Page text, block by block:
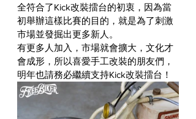
全符合了Kick改裝擂台的初衷，因為當
初舉辦這樣比賽的目的，就是為了刺激
市場並發掘出更多新人。
有更多人加入，市場就會擴大，文化才
會成形，所以喜愛手工改裝的朋友們，
明年也請務必繼續支持Kick改裝擂台！